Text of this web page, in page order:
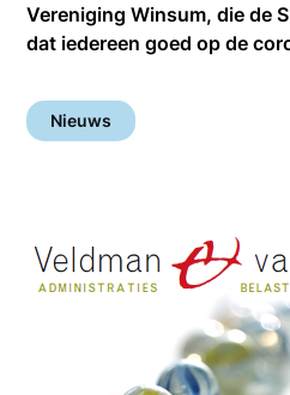
Vereniging Winsum, die de
dat iedereen goed op de
Nieuws